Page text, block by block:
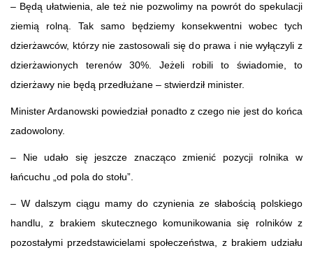
– Będą ułatwienia, ale też nie pozwolimy na powrót do spekulacji
ziemią rolną. Tak samo będziemy konsekwentni wobec tych
dzierżawców, którzy nie zastosowali się do prawa i nie wyłączyli z
dzierżawionych terenów 30%. Jeżeli robili to świadomie, to
dzierżawy nie będą przedłużane – stwierdził minister.
Minister Ardanowski powiedział ponadto z czego nie jest do końca
zadowolony.
– Nie udało się jeszcze znacząco zmienić pozycji rolnika w
łańcuchu „od pola do stołu”.
– W dalszym ciągu mamy do czynienia ze słabością polskiego
handlu, z brakiem skutecznego komunikowania się rolników z
pozostałymi przedstawicielami społeczeństwa, z brakiem udziału